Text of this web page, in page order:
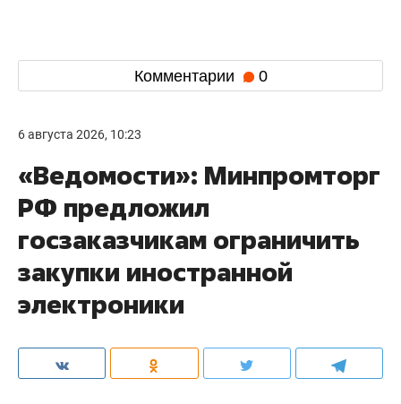
Комментарии 0
6 августа 2026, 10:23
«Ведомости»: Минпромторг
РФ предложил
госзаказчикам ограничить
закупки иностранной
электроники